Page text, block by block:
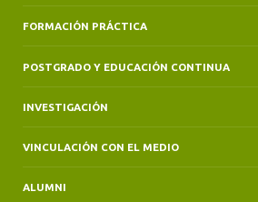
FORMACIÓN PRÁCTICA
POSTGRADO Y EDUCACIÓN CONTINUA
INVESTIGACIÓN
VINCULACIÓN CON EL MEDIO
ALUMNI